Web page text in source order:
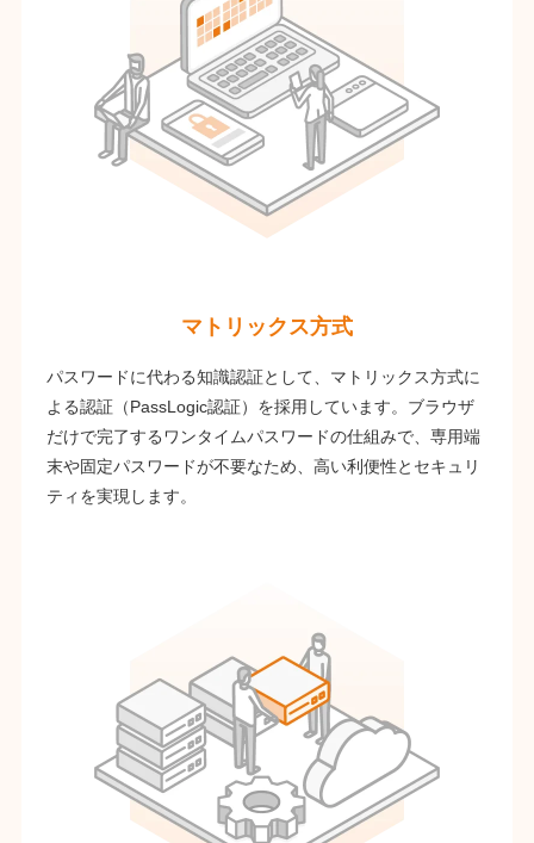
マトリックス方式
パスワードに代わる知識認証として、マトリックス方式に
よる認証（PassLogic認証）を採用しています。ブラウザ
だけで完了するワンタイムパスワードの仕組みで、専用端
末や固定パスワードが不要なため、高い利便性とセキュリ
ティを実現します。